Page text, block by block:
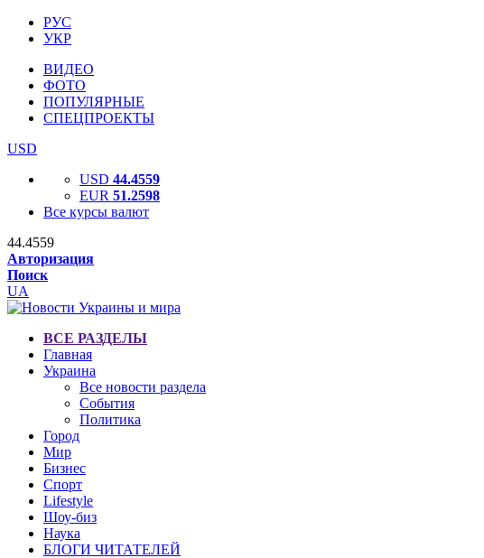
РУС
УКР
ВИДЕО
ФОТО
ПОПУЛЯРНЫЕ
СПЕЦПРОЕКТЫ
USD
USD 44.4559
EUR 51.2598
Все курсы валют
44.4559
Авторизация
Поиск
UA
ВСЕ РАЗДЕЛЫ
Главная
Украина
Все новости раздела
События
Политика
Город
Мир
Бизнес
Спорт
Lifestyle
Шоу-биз
Наука
БЛОГИ ЧИТАТЕЛЕЙ